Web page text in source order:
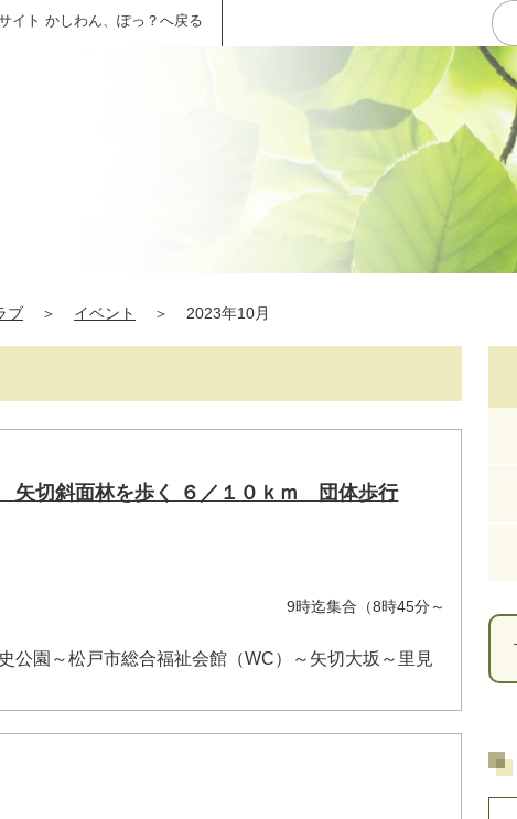
イト かしわん、ぽっ？へ戻る
ブ ＞ イベント ＞ 2023年10月
矢切斜面林を歩く ６／１０ｋｍ 団体歩行
合（8時45分～
公園～松戸市総合福祉会館（WC）～矢切大坂～里見